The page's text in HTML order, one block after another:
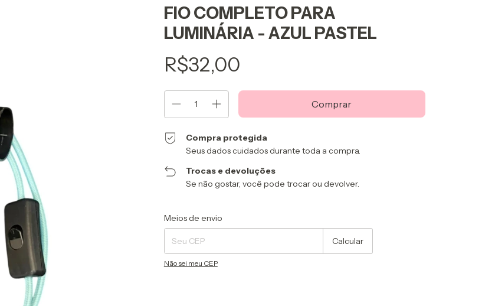
FIO COMPLETO PARA
LUMINÁRIA - AZUL PASTEL
R$32,00
Compra protegida
Seus dados cuidados durante toda a compra.
Trocas e devoluções
Se não gostar, você pode trocar ou devolver.
Entregas para o CEP:
Meios de envio
Calcular
Não sei meu CEP